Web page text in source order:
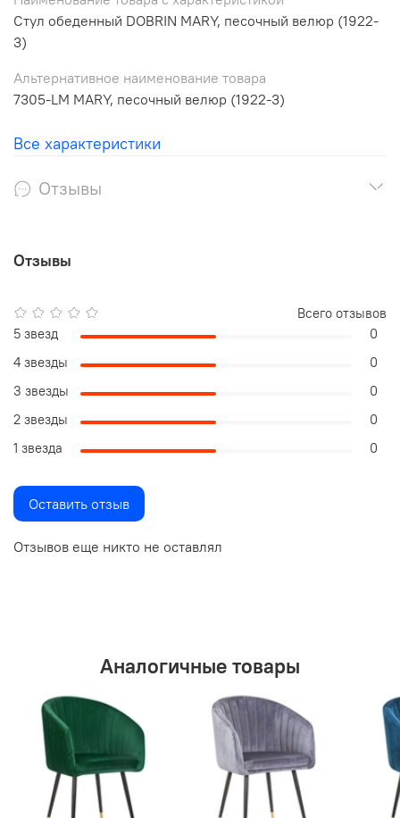
Стул обеденный DOBRIN MARY, песочный велюр (1922-
3)
Альтернативное наименование товара
7305-LM MARY, песочный велюр (1922-3)
Все характеристики
Отзывы
Отзывы
Отзывов еще никто не оставлял
Всего отзывов
5 звезд
0
4 звезды
0
3 звезды
0
2 звезды
0
1 звезда
0
Оставить отзыв
Аналогичные товары